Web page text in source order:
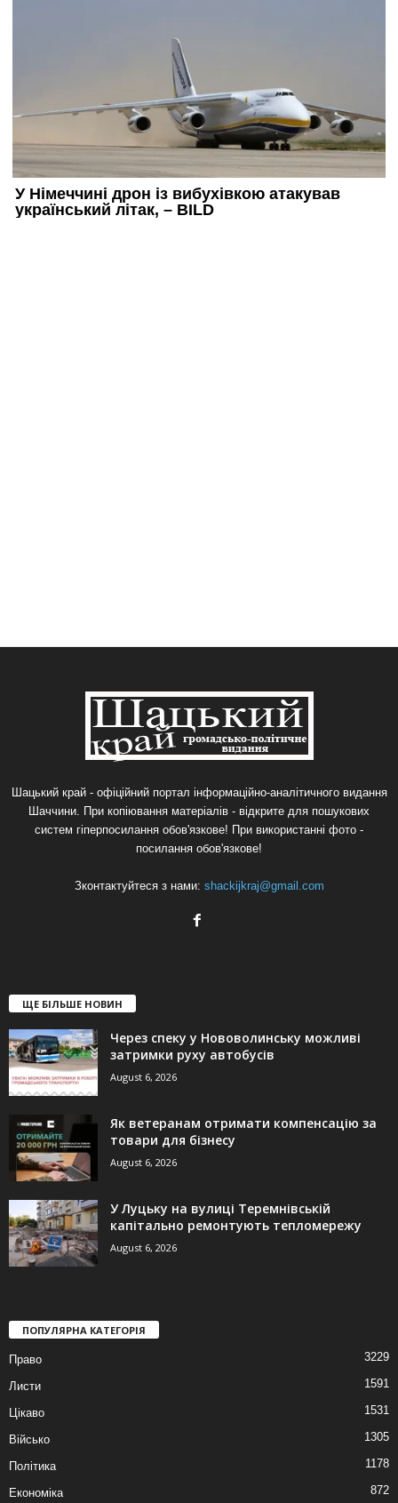
Шацький край - офіційний портал інформаційно-аналітичного видання
Шаччини. При копіювання матеріалів - відкрите для пошукових
систем гіперпосилання обов'язкове! При використанні фото -
посилання обов'язкове!
Зконтактуйтеся з нами: shackijkraj@gmail.com
ЩЕ БІЛЬШЕ НОВИН
Через спеку у Нововолинську можливі
затримки руху автобусів
August 6, 2026
Як ветеранам отримати компенсацію за
товари для бізнесу
August 6, 2026
У Луцьку на вулиці Теремнівській
капітально ремонтують тепломережу
August 6, 2026
ПОПУЛЯРНА КАТЕГОРІЯ
Право 3229
Листи 1591
Цікаво 1531
Військо 1305
Політика 1178
Економіка 872